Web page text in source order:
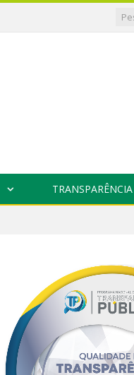
TRANSPARÊNCIA